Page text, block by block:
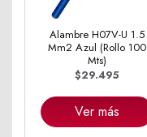
Alambre H07V-U 1.5
Mm2 Azul (Rollo 100
Mts)
$29.495
Ver más